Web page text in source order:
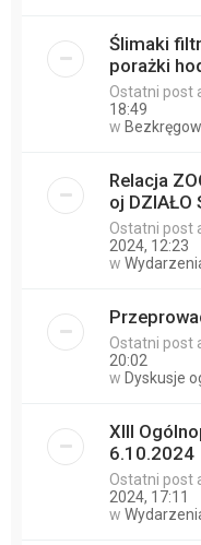
Ślimaki
porażki
Ostatni post
18:49
w
Relacja
oj DZIAŁO
Ostatni post
2024, 12:23
w
Ostatni post
20:02
w Dyskusje
XIII
6.10.2024
Ostatni post
2024, 17:11
w